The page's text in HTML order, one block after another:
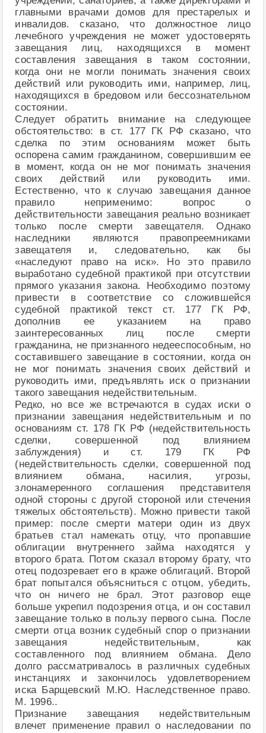
главными врачами домов для престарелых и
инвалидов. сказано, что должностное лицо
лечебного учреждения не может удостоверять
завещания лиц, находящихся в момент
составления завещания в таком состоянии,
когда они не могли понимать значения своих
действий или руководить ими, например, лиц,
находящихся в бредовом или бессознательном
состоянии.
Следует обратить внимание на следующее
обстоятельство: в ст. 177 ГК РФ сказано, что
сделка по этим основаниям может быть
оспорена самим гражданином, совершившим ее
в момент, когда он не мог понимать значения
своих действий или руководить ими.
Естественно, что к случаю завещания данное
правило неприменимо: вопрос о
действительности завещания реально возникает
только после смерти завещателя. Однако
наследники являются правопреемниками
завещателя и, следовательно, как бы
«наследуют право на иск». Но это правило
выработано судебной практикой при отсутствии
прямого указания закона. Необходимо поэтому
привести в соответствие со сложившейся
судебной практикой текст ст. 177 ГК РФ,
дополнив ее указанием на право
заинтересованных лиц после смерти
гражданина, не признанного недееспособным, но
составившего завещание в состоянии, когда он
не мог понимать значения своих действий и
руководить ими, предъявлять иск о признании
такого завещания недействительным.
Редко, но все же встречаются в судах иски о
признании завещания недействительным и по
основаниям ст. 178 ГК РФ (недействительность
сделки, совершенной под влиянием
заблуждения) и ст. 179 ГК РФ
(недействительность сделки, совершенной под
влиянием обмана, насилия, угрозы,
злонамеренного соглашения представителя
одной стороны с другой стороной или стечения
тяжелых обстоятельств). Можно привести такой
пример: после смерти матери один из двух
братьев стал намекать отцу, что пропавшие
облигации внутреннего займа находятся у
второго брата. Потом сказал второму брату, что
отец подозревает его в краже облигаций. Второй
брат попытался объясниться с отцом, убедить,
что он ничего не брал. Этот разговор еще
больше укрепил подозрения отца, и он составил
завещание только в пользу первого сына. После
смерти отца возник судебный спор о признании
завещания недействительным, как
составленного под влиянием обмана. Дело
долго рассматривалось в различных судебных
инстанциях и закончилось удовлетворением
иска Барщевский М.Ю. Наследственное право.
М. 1996..
Признание завещания недействительным
влечет применение правил о наследовании по